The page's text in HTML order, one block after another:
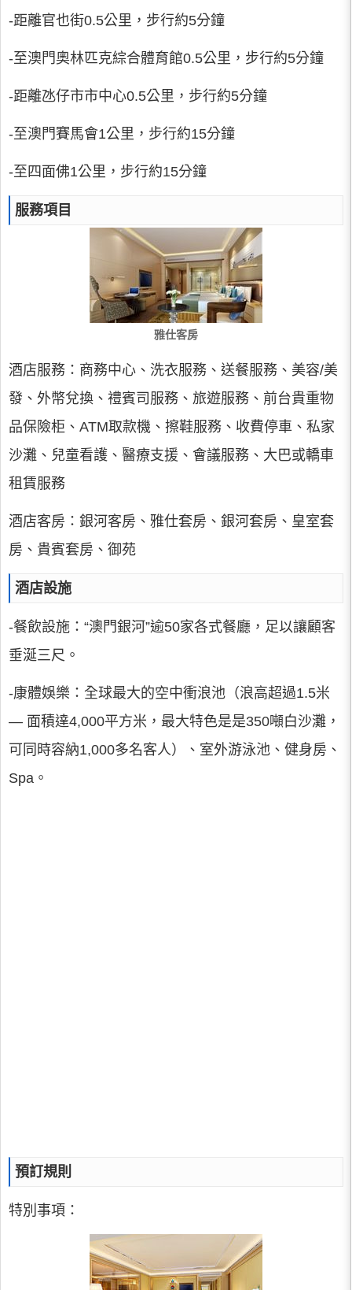
-距離官也街0.5公里，步行約5分鐘
-至澳門奧林匹克綜合體育館0.5公里，步行約5分鐘
-距離氹仔市市中心0.5公里，步行約5分鐘
-至澳門賽馬會1公里，步行約15分鐘
-至四面佛1公里，步行約15分鐘
服務項目
雅仕客房
酒店服務：商務中心、洗衣服務、送餐服務、美容/美
發、外幣兌換、禮賓司服務、旅遊服務、前台貴重物
品保險柜、ATM取款機、擦鞋服務、收費停車、私家
沙灘、兒童看護、醫療支援、會議服務、大巴或轎車
租賃服務
酒店客房：銀河客房、雅仕套房、銀河套房、皇室套
房、貴賓套房、御苑
酒店設施
-餐飲設施：“澳門銀河”逾50家各式餐廳，足以讓顧客
垂涎三尺。
-康體娛樂：全球最大的空中衝浪池（浪高超過1.5米
— 面積達4,000平方米，最大特色是是350噸白沙灘，
可同時容納1,000多名客人）、室外游泳池、健身房、
Spa。
預訂規則
特別事項：